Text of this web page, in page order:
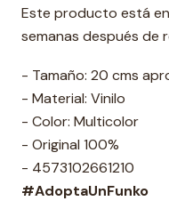
Este producto está
semanas después de
- Tamaño: 20 cms
- Material: Vinilo
- Color: Multicolor
- Original 100%
- 4573102661210
#AdoptaUnFunko